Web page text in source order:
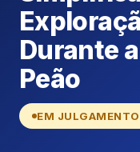
Durante
Peão
EM JULGAMENTO